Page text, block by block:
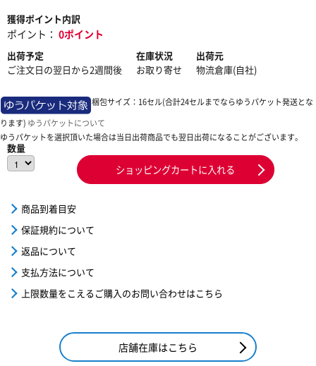
獲得ポイント内訳
ポイント： 0ポイント
出荷予定
ご注文日の翌日から2週間後
在庫状況
お取り寄せ
出荷元
物流倉庫(自社)
梱包サイズ：16セル(合計24セルまでならゆうパケット発送とな
ります) ゆうパケットについて
ゆうパケットを選択頂いた場合は当日出荷商品でも翌日出荷になることがございます。
数量
ショッピングカートに入れる
商品到着目安
保証規約について
返品について
支払方法について
上限数量をこえるご購入のお問い合わせはこちら
店舗在庫はこちら